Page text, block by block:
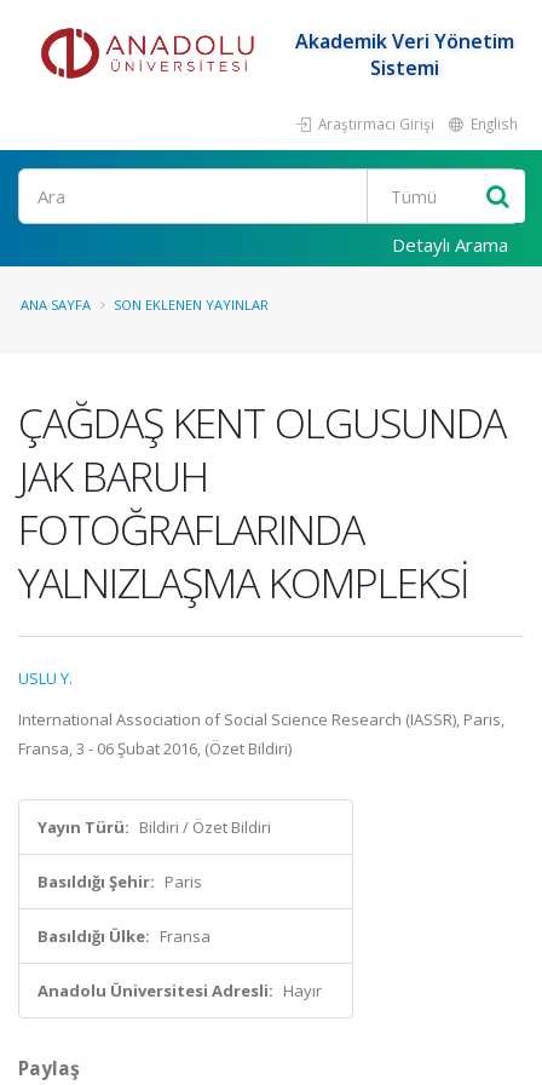
Akademik Veri Yönetim
Sistemi
Araştırmacı Girişi English
Ara
Detaylı Arama
ANA SAYFA SON EKLENEN YAYINLAR
ÇAĞDAŞ KENT OLGUSUNDA
JAK BARUH
FOTOĞRAFLARINDA
YALNIZLAŞMA KOMPLEKSİ
USLU Y.
International Association of Social Science Research (IASSR), Paris,
Fransa, 3 - 06 Şubat 2016, (Özet Bildiri)
Yayın Türü: Bildiri / Özet Bildiri
Basıldığı Şehir: Paris
Basıldığı Ülke: Fransa
Anadolu Üniversitesi Adresli: Hayır
Paylaş